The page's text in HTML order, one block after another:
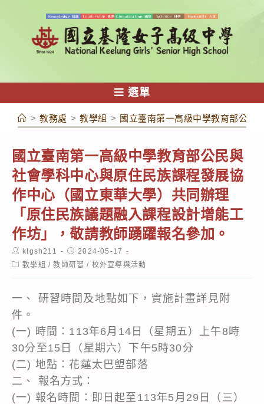
容
選單
> 教務處 > 教學組 > 國立臺南第一高級中學教育部公民
國立臺南第一高級中學教育部公民與
社會學科中心與原住民族課程發展協
作中心（國立東華大學）共同辦理
「原住民族議題融入課程設計增能工
作坊」，敬請教師踴躍報名參加。
Post
author:
klgsh211
Post
published:
2024-05-17
Post教學組 / 教師研習 / 校外宣導與活動
一、 研習時間及地點如下，實施計畫詳見附
件。
(一) 時間：113年6月14日（星期五）上午8時
30分至15日（星期六）下午5時30分
(二) 地點：花蓮太巴塱部落
二、 報名方式：
(一) 報名時間：即日起至113年5月29日（三）